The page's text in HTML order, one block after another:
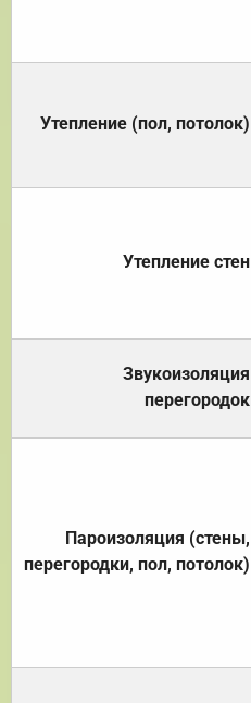
Утепление (пол, потолок)
Утепление стен
Звукоизоляция
перегородок
Пароизоляция (стены,
перегородки, пол, потолок)